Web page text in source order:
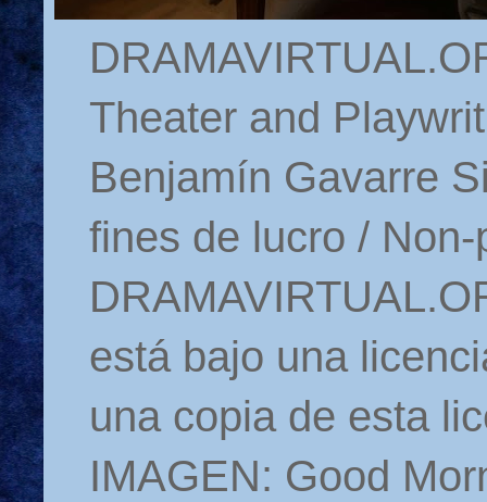
Theater and
Benjamín Gavarre
fines de lucro /
está bajo una
una copia de esta
IMAGEN: Good